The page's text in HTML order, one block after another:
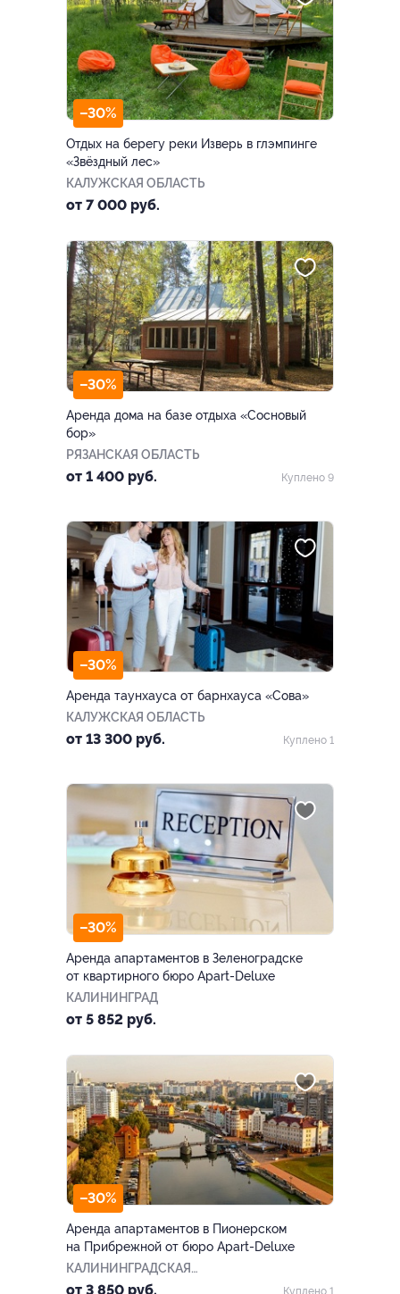
–30%
Отдых на берегу реки Изверь в глэмпинге
«Звёздный лес»
КАЛУЖСКАЯ ОБЛАСТЬ
от 7 000 руб.
–30%
Аренда дома на базе отдыха «Сосновый
бор»
РЯЗАНСКАЯ ОБЛАСТЬ
от 1 400 руб. Куплено 9
–30%
Аренда таунхауса от барнхауса «Сова»
КАЛУЖСКАЯ ОБЛАСТЬ
от 13 300 руб. Куплено 1
–30%
Аренда апартаментов в Зеленоградске
от квартирного бюро Apart-Deluxe
КАЛИНИНГРАД
от 5 852 руб.
–30%
Аренда апартаментов в Пионерском
на Прибрежной от бюро Apart-Deluxe
КАЛИНИНГРАДСКАЯ
ОБЛАСТЬ
от 3 850 руб.